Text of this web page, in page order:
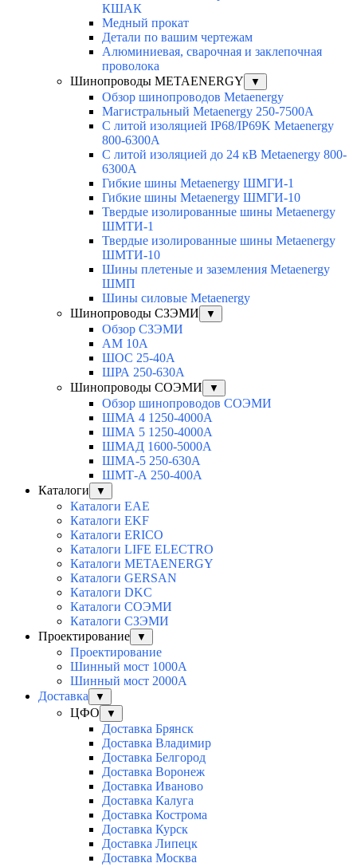
КШАК
Медный прокат
Детали по вашим чертежам
Алюминиевая, cварочная и заклепочная
проволока
Шинопроводы METAENERGY
▼
Обзор шинопроводов Metaenergy
Магистральный Metaenergy 250-7500A
С литой изоляцией IP68/IP69K Metaenergy
800-6300A
С литой изоляцией до 24 кВ Metaenergy 800-
6300A
Гибкие шины Metaenergy ШМГИ-1
Гибкие шины Metaenergy ШМГИ-10
Твердые изолированные шины Metaenergy
ШМТИ-1
Твердые изолированные шины Metaenergy
ШМТИ-10
Шины плетеные и заземления Metaenergy
ШМП
Шины силовые Metaenergy
Шинопроводы СЗЭМИ
▼
Обзор СЗЭМИ
АМ 10А
ШОС 25-40А
ШРА 250-630А
Шинопроводы СОЭМИ
▼
Обзор шинопроводов СОЭМИ
ШМА 4 1250-4000А
ШМА 5 1250-4000А
ШМАД 1600-5000А
ШМА-5 250-630А
ШМТ-А 250-400А
Каталоги
▼
Каталоги EAE
Каталоги EKF
Каталоги ERICO
Каталоги LIFE ELECTRO
Каталоги METAENERGY
Каталоги GERSAN
Каталоги DKC
Каталоги СОЭМИ
Каталоги СЗЭМИ
Проектирование
▼
Проектирование
Шинный мост 1000А
Шинный мост 2000А
Доставка
▼
ЦФО ▼
Доставка Брянск
Доставка Владимир
Доставка Белгород
Доставка Воронеж
Доставка Иваново
Доставка Калуга
Доставка Кострома
Доставка Курск
Доставка Липецк
Доставка Москва